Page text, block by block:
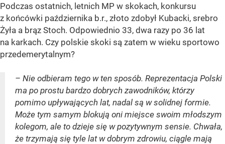
Podczas ostatnich, letnich MP w skokach, konkursu
z końcówki października b.r., złoto zdobył Kubacki, srebro
Żyła a brąz Stoch. Odpowiednio 33, dwa razy po 36 lat
na karkach. Czy polskie skoki są zatem w wieku sportowo
przedemerytalnym?
– Nie odbieram tego w ten sposób. Reprezentacja Polski
ma po prostu bardzo dobrych zawodników, którzy
pomimo upływających lat, nadal są w solidnej formie.
Może tym samym blokują oni miejsce swoim młodszym
kolegom, ale to dzieje się w pozytywnym sensie. Chwała,
że trzymają się tyle lat w dobrym zdrowiu, ciągle mają